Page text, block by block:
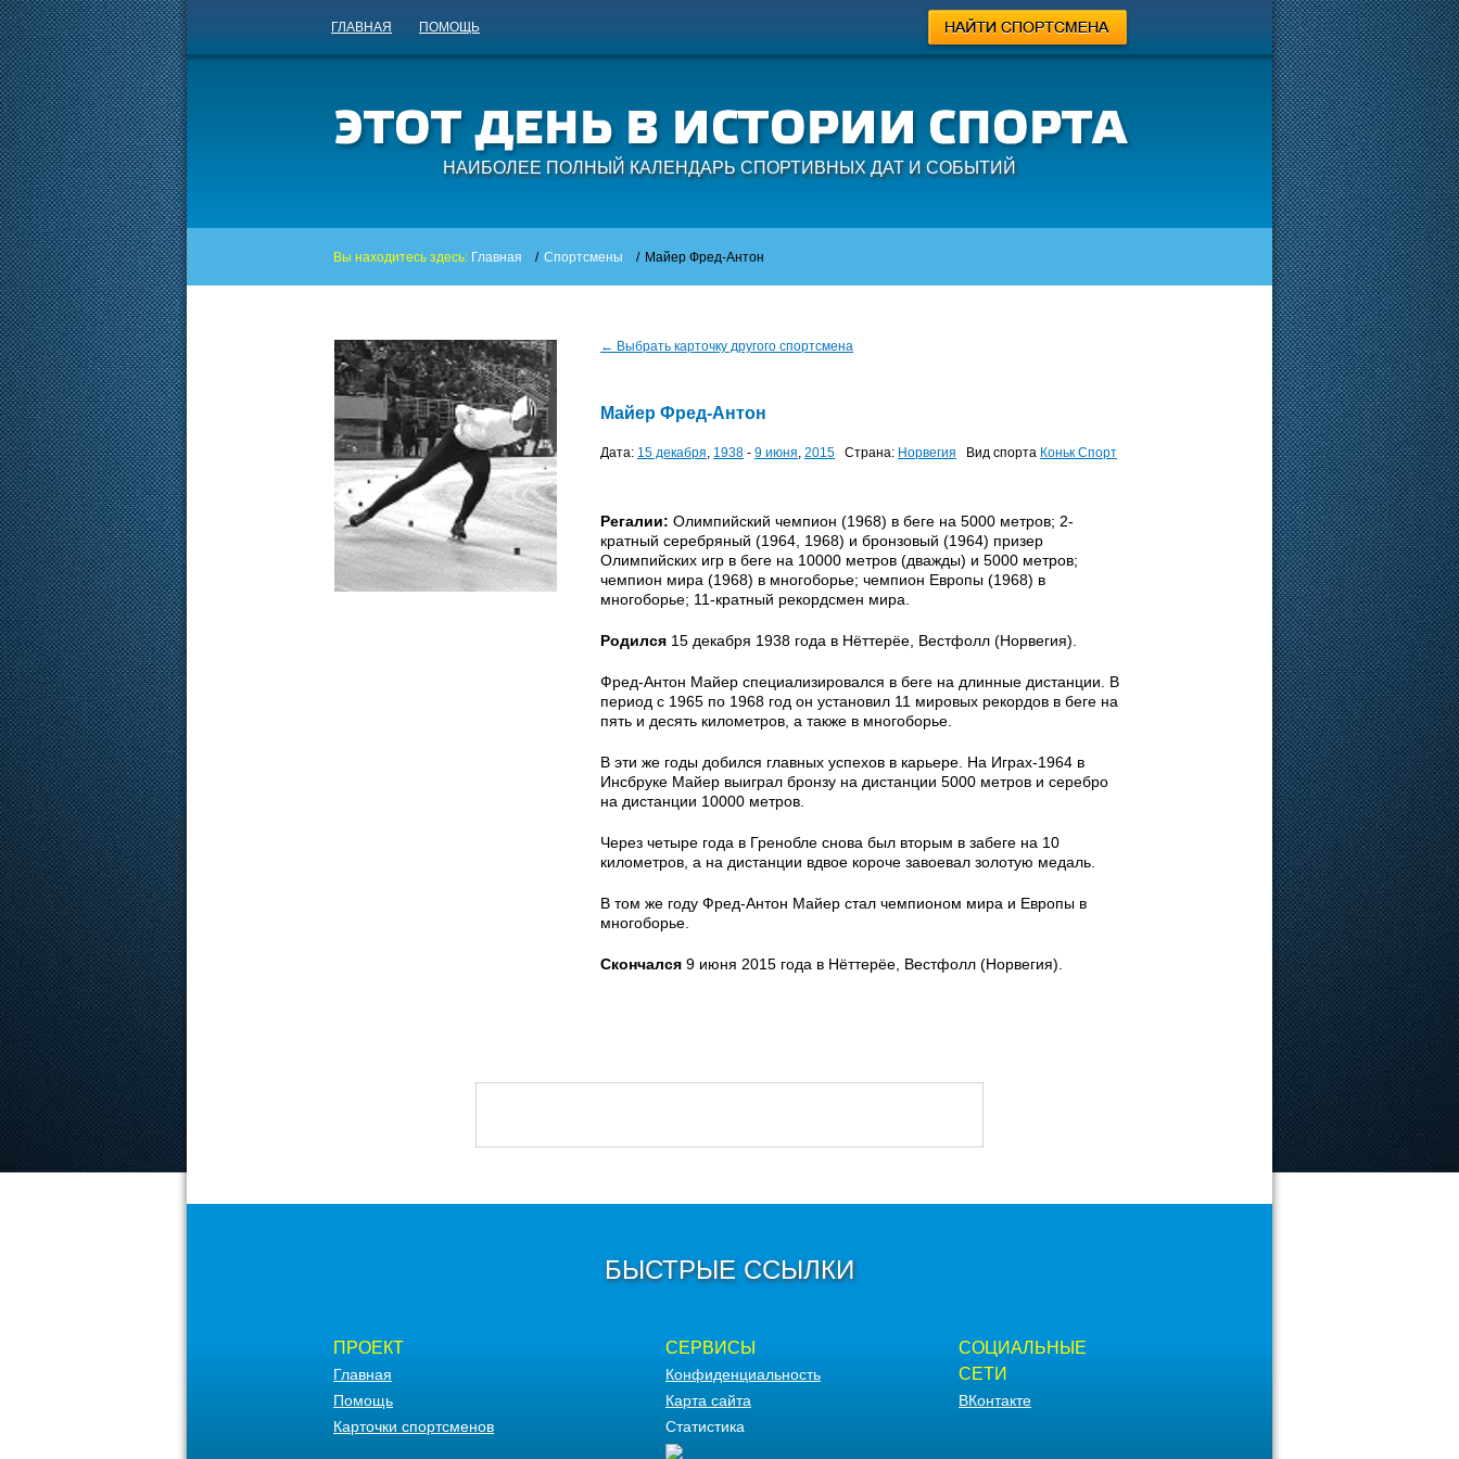
ГЛАВНАЯ ПОМОЩЬ
НАИБОЛЕЕ ПОЛНЫЙ КАЛЕНДАРЬ СПОРТИВНЫХ ДАТ И СОБЫТИЙ
Вы находитесь здесь: Главная / Спортсмены / Майер Фред-Антон
← Выбрать карточку другого спортсмена
Майер Фред-Антон
Дата: 15 декабря, 1938 - 9 июня, 2015 Страна: Норвегия Вид спорта Коньк Спорт
Регалии: Олимпийский чемпион (1968) в беге на 5000 метров; 2-
кратный серебряный (1964, 1968) и бронзовый (1964) призер
Олимпийских игр в беге на 10000 метров (дважды) и 5000 метров;
чемпион мира (1968) в многоборье; чемпион Европы (1968) в
многоборье; 11-кратный рекордсмен мира.
Родился 15 декабря 1938 года в Нёттерёе, Вестфолл (Норвегия).
Фред-Антон Майер специализировался в беге на длинные дистанции. В
период с 1965 по 1968 год он установил 11 мировых рекордов в беге на
пять и десять километров, а также в многоборье.
В эти же годы добился главных успехов в карьере. На Играх-1964 в
Инсбруке Майер выиграл бронзу на дистанции 5000 метров и серебро
на дистанции 10000 метров.
Через четыре года в Гренобле снова был вторым в забеге на 10
километров, а на дистанции вдвое короче завоевал золотую медаль.
В том же году Фред-Антон Майер стал чемпионом мира и Европы в
многоборье.
Скончался 9 июня 2015 года в Нёттерёе, Вестфолл (Норвегия).
БЫСТРЫЕ ССЫЛКИ
ПРОЕКТ
Главная
Помощь
Карточки спортсменов
СЕРВИСЫ
Конфиденциальность
Карта сайта
Статистика
СОЦИАЛЬНЫЕ
СЕТИ
ВКонтакте